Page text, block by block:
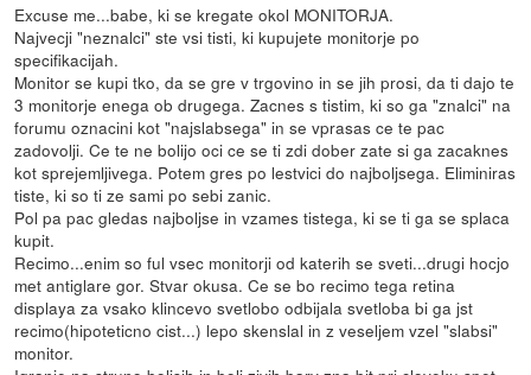
Excuse me...babe, ki se kregate okol MONITORJA.
Najvecji "neznalci" ste vsi tisti, ki kupujete monitorje po
specifikacijah.
Monitor se kupi tko, da se gre v trgovino in se jih prosi, da ti dajo te
3 monitorje enega ob drugega. Zacnes s tistim, ki so ga "znalci" na
forumu oznacini kot "najslabsega" in se vprasas ce te pac
zadovolji. Ce te ne bolijo oci ce se ti zdi dober zate si ga zacaknes
kot sprejemljivega. Potem gres po lestvici do najboljsega. Eliminiras
tiste, ki so ti ze sami po sebi zanic.
Pol pa pac gledas najboljse in vzames tistega, ki se ti ga se splaca
kupit.
Recimo...enim so ful vsec monitorji od katerih se sveti...drugi hocjo
met antiglare gor. Stvar okusa. Ce se bo recimo tega retina
displaya za vsako klincevo svetlobo odbijala svetloba bi ga jst
recimo(hipoteticno cist...) lepo skenslal in z veseljem vzel "slabsi"
monitor.